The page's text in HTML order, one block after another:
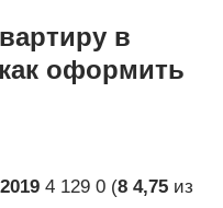
в
оформить
4 129 0 (8 4,75из